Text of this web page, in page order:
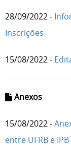
28/09/2022 -
Inscrições
15/08/2022 -
Anexos
15/08/2022 -
entre UFRB e IPB